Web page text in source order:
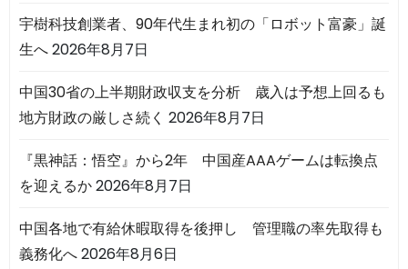
宇樹科技創業者、90年代生まれ初の「ロボット富豪」誕
生へ2026年8月7日
中国30省の上半期財政収支を分析 歳入は予想上回るも
地方財政の厳しさ続く 2026年8月7日
『黒神話：悟空』から2年 中国産AAAゲームは転換点
を迎えるか2026年8月7日
中国各地で有給休暇取得を後押し 管理職の率先取得も
義務化へ2026年8月6日